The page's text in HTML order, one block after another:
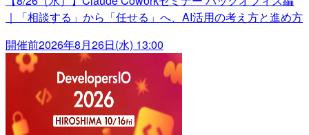
｜「相談する」から「任せる」へ、AI活用の考え方と進め方
開催前2026年8月26日(水) 13:00